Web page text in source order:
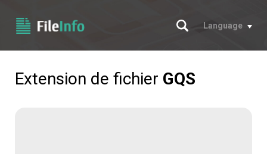
Chercher
Language
Extension de fichier GQS